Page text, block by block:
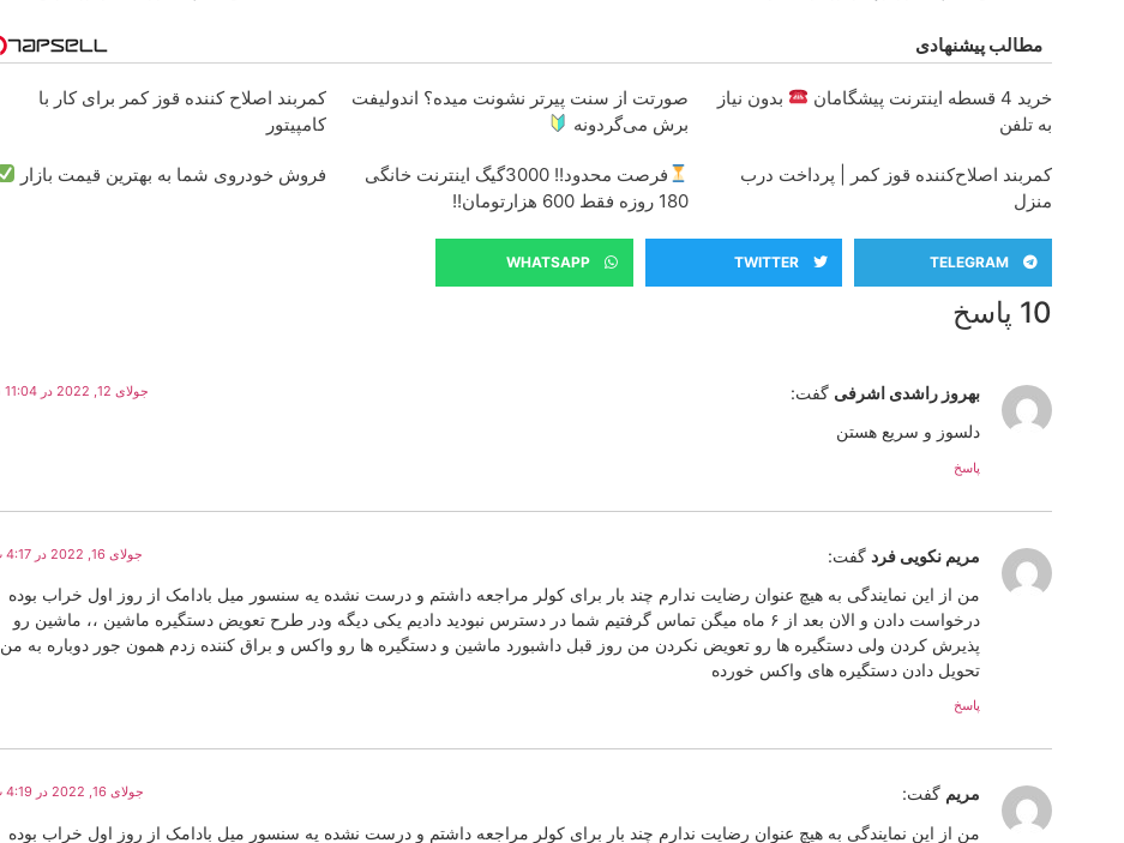
مطالب پیشنهادی
خرید 4 قسطه اینترنت پیشگامان
بدون نیاز
به تلفن
صورتت از سنت پیرتر نشونت میده؟ اندولیفت
برش می‌گردونه
کمربند اصلاح کننده قوز کمر برای کار با
کامپیتور
کمربند اصلاح‌کننده قوز کمر | پرداخت درب
منزل
فرصت محدود!! 3000گیگ اینترنت خانگی
180 روزه فقط 600 هزارتومان!!
فروش خودروی شما به بهترین قیمت بازار
TELEGRAM
TWITTER
WHATSAPP
10 پاسخ
بهروز راشدی اشرفی گفت: جولای 12, 2022 در 11:04 ق.ظ
دلسوز و سریع هستن
پاسخ
مریم نکویی فرد گفت: جولای 16, 2022 در 4:17 ب.ظ
من از این نمایندگی به هیچ عنوان رضایت ندارم چند بار برای کولر مراجعه داشتم و درست نشده یه سنسور میل بادامک از روز اول خراب بوده
درخواست دادن و الان بعد از ۶ ماه میگن تماس گرفتیم شما در دسترس نبودید دادیم یکی دیگه ودر طرح تعویض دستگیره ماشین ،، ماشین رو
پذیرش کردن ولی دستگیره ها رو تعویض نکردن من روز قبل داشبورد ماشین و دستگیره ها رو واکس و براق کننده زدم همون جور دوباره به من
تحویل دادن دستگیره های واکس خورده
پاسخ
مریم گفت: جولای 16, 2022 در 4:19 ب.ظ
من از این نمایندگی به هیچ عنوان رضایت ندارم چند بار برای کولر مراجعه داشتم و درست نشده یه سنسور میل بادامک از روز اول خراب بوده